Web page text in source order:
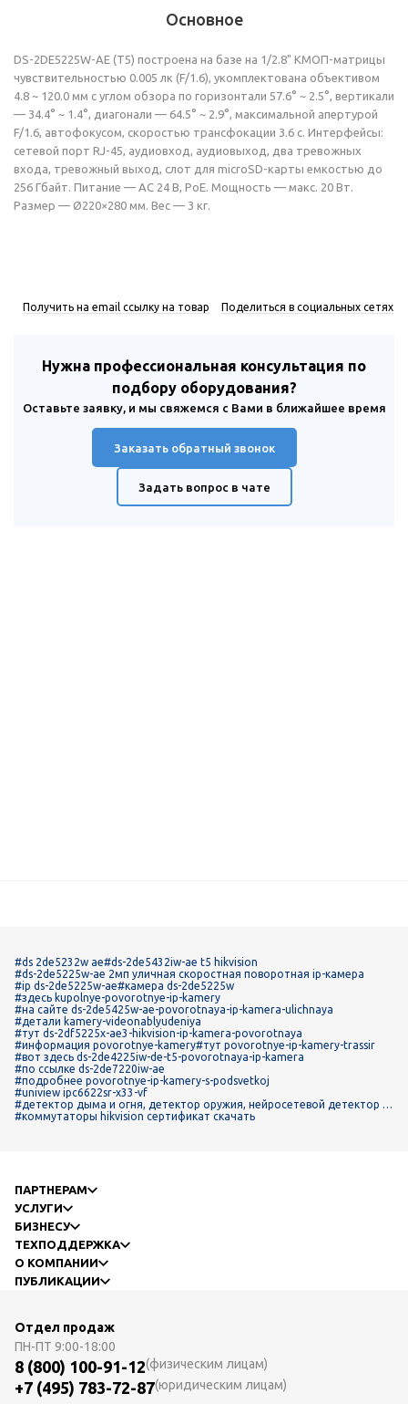
Основное
DS-2DE5225W-AE (T5) построена на базе на 1/2.8" КМОП-матрицы
чувствительностью 0.005 лк (F/1.6), укомплектована объективом
4.8 ~ 120.0 мм с углом обзора по горизонтали 57.6° ~ 2.5°, вертикали
— 34.4° ~ 1.4°, диагонали — 64.5° ~ 2.9°, максимальной апертурой
F/1.6, автофокусом, скоростью трансфокации 3.6 с. Интерфейсы:
сетевой порт RJ-45, аудиовход, аудиовыход, два тревожных
входа, тревожный выход, слот для microSD-карты емкостью до
256 Гбайт. Питание — AC 24 В, PoE. Мощность — макс. 20 Вт.
Размер — Ø220×280 мм. Вес — 3 кг.
Получить на email ссылку на товар Поделиться в социальных сетях
Нужна профессиональная консультация по
подбору оборудования?
Оставьте заявку, и мы свяжемся с Вами в ближайшее время
Заказать обратный звонок
Задать вопрос в чате
#ds 2de5232w ae#ds-2de5432iw-ae t5 hikvision
#ds-2de5225w-ae 2мп уличная скоростная поворотная ip-камера
#ip ds-2de5225w-ae#камера ds-2de5225w
#здесь kupolnye-povorotnye-ip-kamery
#на сайте ds-2de5425w-ae-povorotnaya-ip-kamera-ulichnaya
#детали kamery-videonablyudeniya
#тут ds-2df5225x-ae3-hikvision-ip-kamera-povorotnaya
#информация povorotnye-kamery#тут povorotnye-ip-kamery-trassir
#вот здесь ds-2de4225iw-de-t5-povorotnaya-ip-kamera
#по ссылке ds-2de7220iw-ae
#подробнее povorotnye-ip-kamery-s-podsvetkoj
#uniview ipc6622sr-x33-vf
#детектор дыма и огня, детектор оружия, нейросетевой детектор д
вижения, детектор саботажа, детектор пересечения линии, камера i
#коммутаторы hikvision сертификат скачать
ПАРТНЕРАМ
УСЛУГИ
БИЗНЕСУ
ТЕХПОДДЕРЖКА
О КОМПАНИИ
ПУБЛИКАЦИИ
Отдел продаж
ПН-ПТ 9:00-18:00
8 (800) 100-91-12(физическим лицам)
+7 (495) 783-72-87(юридическим лицам)